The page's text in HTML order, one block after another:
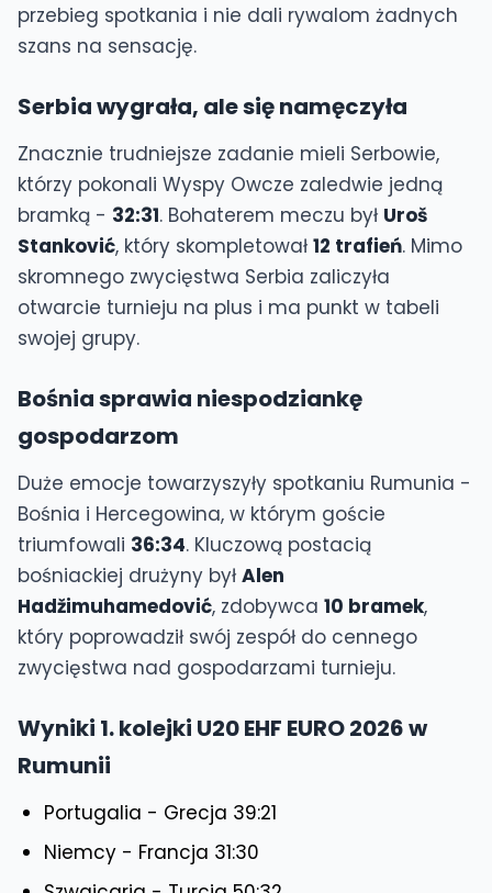
przebieg spotkania i nie dali rywalom żadnych
szans na sensację.
Serbia wygrała, ale się namęczyła
Znacznie trudniejsze zadanie mieli Serbowie,
którzy pokonali Wyspy Owcze zaledwie jedną
bramką - 32:31. Bohaterem meczu był Uroš
Stanković, który skompletował 12 trafień. Mimo
skromnego zwycięstwa Serbia zaliczyła
otwarcie turnieju na plus i ma punkt w tabeli
swojej grupy.
Bośnia sprawia niespodziankę
gospodarzom
Duże emocje towarzyszyły spotkaniu Rumunia -
Bośnia i Hercegowina, w którym goście
triumfowali 36:34. Kluczową postacią
bośniackiej drużyny był Alen
Hadžimuhamedović, zdobywca 10 bramek,
który poprowadził swój zespół do cennego
zwycięstwa nad gospodarzami turnieju.
Wyniki 1. kolejki U20 EHF EURO 2026 w
Rumunii
Portugalia - Grecja 39:21
Niemcy - Francja 31:30